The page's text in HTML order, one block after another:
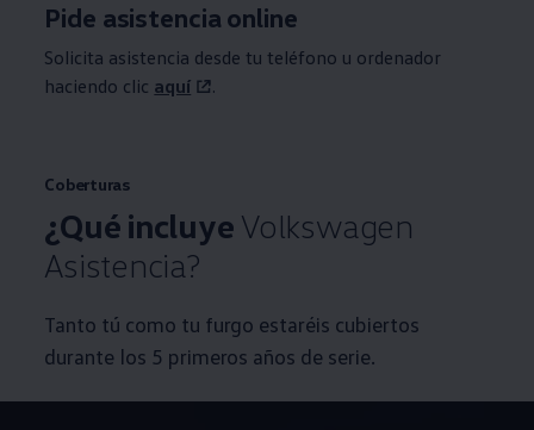
Pide asistencia online
Solicita asistencia desde tu teléfono u ordenador
haciendo clic aquí .
Coberturas
¿Qué incluye Volkswagen
Asistencia?
Tanto tú como tu furgo estaréis cubiertos
durante los 5 primeros años de serie.